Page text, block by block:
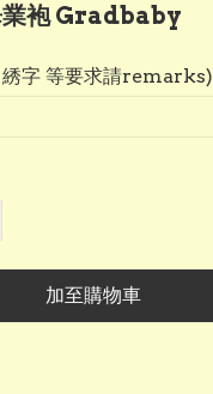
業袍 Gradbaby
綉字 等要求請remarks)
加至購物車